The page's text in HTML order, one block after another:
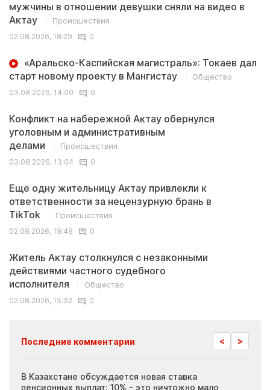
мужчины в отношении девушки сняли на видео в
Актау
Происшествия
02.08.2026, 18:29
0
«Аральско-Каспийская магистраль»: Токаев дал
старт новому проекту в Мангистау
Общество
03.08.2026, 14:00
0
Конфликт на набережной Актау обернулся
уголовным и административным
делами
Происшествия
03.08.2026, 13:04
0
Еще одну жительницу Актау привлекли к
ответственности за нецензурную брань в
TikTok
Происшествия
02.08.2026, 19:48
0
Житель Актау столкнулся с незаконными
действиями частного судебного
исполнителя
Общество
02.08.2026, 13:32
0
Последние комментарии < >
В Казахстане обсуждается новая ставка
пенсионных выплат: 10% - это ничтожно мало